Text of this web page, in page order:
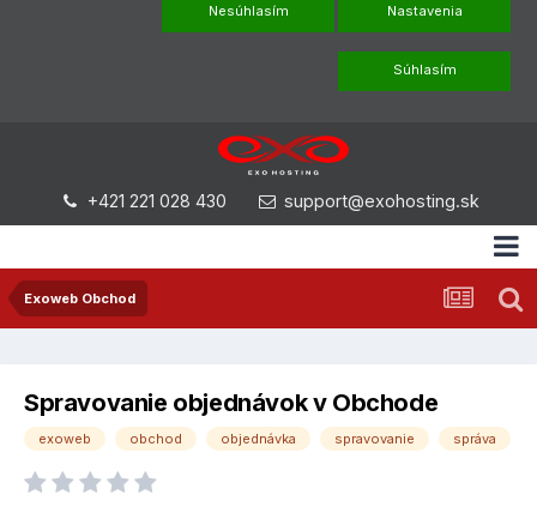
Nesúhlasím Nastavenia
Súhlasím
+421 221 028 430 support@exohosting.sk
Exoweb Obchod
Spravovanie objednávok v Obchode
exoweb obchod objednávka spravovanie správa